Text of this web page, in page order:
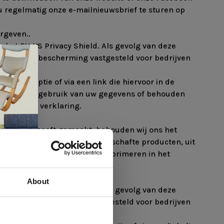
About
onze e-mailnieuwsbrief te sturen op
EU-VS Privacy Shield. Als gevolg van deze
vastgesteld voor bedrijven
of via een link die hiervoor in de
verder gebruik van uw gegevens of behouden
in deze verklaring.
heeft gemaakt, behouden wij ons het
zoals reeds aangeschafte producten, uit
naar onze klanten die primeren in het
EU-VS Privacy Shield. Als gevolg van deze
vastgesteld voor bedrijven